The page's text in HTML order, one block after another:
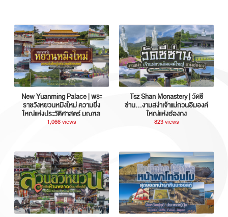
New Yuanming Palace | พระ
ราชวังหยวนหมิงใหม่ ความยิ่ง
ใหญ่แห่งประวัติศาสตร์ มณฑล
กวางตุ้ง ประเทศจีน
1,066 views
Tsz Shan Monastery | วัดซี
ซ่าน…งามสง่าเจ้าแม่กวนอิมองค์
ใหญ่แห่งฮ่องกง
823 views